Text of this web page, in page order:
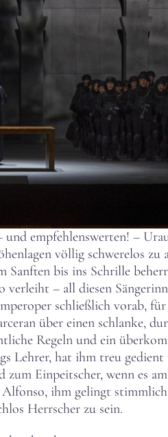
und empfehlenswerten! –
völlig schwerelos zu
bis ins Schrille
– all diesen
schließlich vorab,
über einen schlanke,
Regeln und ein
Lehrer, hat ihm treu
Einpeitscher, wenn es
ihm gelingt
Herrscher zu sein.